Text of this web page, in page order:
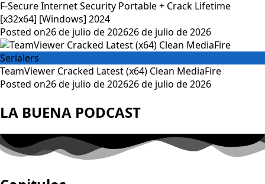
F-Secure Internet Security Portable + Crack Lifetime
[x32x64] [Windows] 2024
Posted on26 de julio de 202626 de julio de 2026
Serialers
TeamViewer Cracked Latest (x64) Clean MediaFire
Posted on26 de julio de 202626 de julio de 2026
LA BUENA PODCAST